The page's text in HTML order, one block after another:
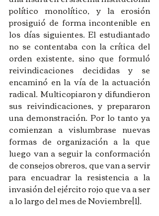
político monolítico, y la erosión
prosiguió de forma incontenible en
los días siguientes. El estudiantado
no se contentaba con la crítica del
orden existente, sino que formuló
reivindicaciones decididas y se
encaminó en la vía de la actuación
radical. Multicopiaron y difundieron
sus reivindicaciones, y prepararon
una demonstración. Por lo tanto ya
comienzan a vislumbrase nuevas
formas de organización a la que
luego van a seguir la conformación
de consejos obreros, que van a servir
para encuadrar la resistencia a la
invasión del ejército rojo que va a ser
a lo largo del mes de Noviembre[1].